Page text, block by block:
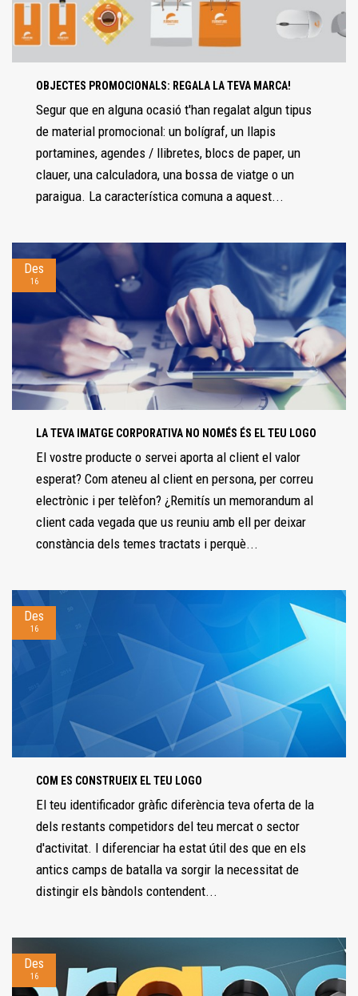
OBJECTES PROMOCIONALS: REGALA LA TEVA MARCA!
Segur que en alguna ocasió t'han regalat algun tipus
de material promocional: un bolígraf, un llapis
portamines, agendes / llibretes, blocs de paper, un
clauer, una calculadora, una bossa de viatge o un
paraigua. La característica comuna a aquest...
Des
16
LA TEVA IMATGE CORPORATIVA NO NOMÉS ÉS EL TEU LOGO
El vostre producte o servei aporta al client el valor
esperat? Com ateneu al client en persona, per correu
electrònic i per telèfon? ¿Remitís un memorandum al
client cada vegada que us reuniu amb ell per deixar
constància dels temes tractats i perquè...
Des
16
COM ES CONSTRUEIX EL TEU LOGO
El teu identificador gràfic diferència teva oferta de la
dels restants competidors del teu mercat o sector
d'activitat. I diferenciar ha estat útil des que en els
antics camps de batalla va sorgir la necessitat de
distingir els bàndols contendent...
Des
16